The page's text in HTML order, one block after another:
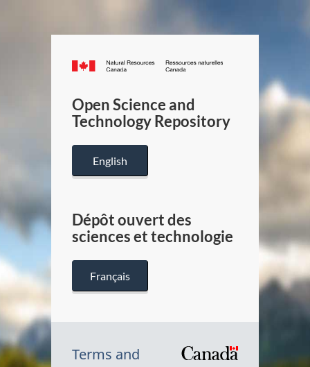
Canada.ca
/
Canada
Open Science and
Technology Repository
English
Dépôt ouvert des
sciences et technologie
Français
Terms and